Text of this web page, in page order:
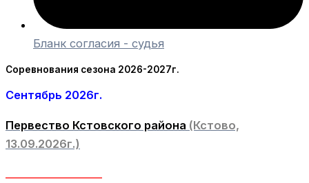
Бланк согласия - судья
Соревнования сезона 2026-2027г.
Сентябрь 2026г.
Первество Кстовского района (Кстово,
13.09.2026г.)